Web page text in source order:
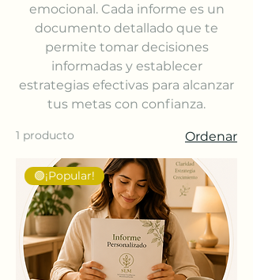
emocional. Cada informe es un
documento detallado que te
permite tomar decisiones
informadas y establecer
estrategias efectivas para alcanzar
tus metas con confianza.
1 producto Ordenar
🟢¡Popular!